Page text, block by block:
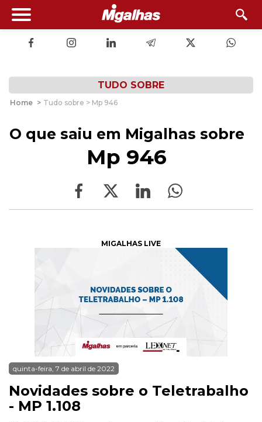
TUDO SOBRE
Home > Tudo sobre > Mp 946
O que saiu em Migalhas sobre
Mp 946
MIGALHAS LIVE
quinta-feira, 7 de abril de 2022
Novidades sobre o Teletrabalho
- MP 1.108